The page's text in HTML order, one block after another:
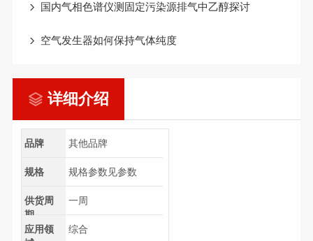
国内气相色谱仪测固定污染源排气中乙醇探讨
空气发生器如何保持气体纯度
详细介绍
品牌 其他品牌
规格 规格参数见参数
供货周
期
一周
应用领
综合